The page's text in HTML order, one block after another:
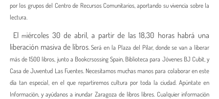
por los grupos del Centro de Recursos Comunitarios, aportando su vivencia sobre la
lectura.
El miércoles 30 de abril, a partir de las 18,30 horas habrá una
liberación masiva de libros. Será en la Plaza del Pilar, donde se van a liberar
más de 1500 libros, junto a Bookcrsossing Spain, Biblioteca para Jóvenes BJ Cubit, y
Casa de Juventud Las Fuentes. Necesitamos muchas manos para colaborar en este
día tan especial, en el que repartiremos cultura por toda la ciudad. Apúntate en
Información, y ayúdanos a inundar Zaragoza de libros libres. Cualquier información